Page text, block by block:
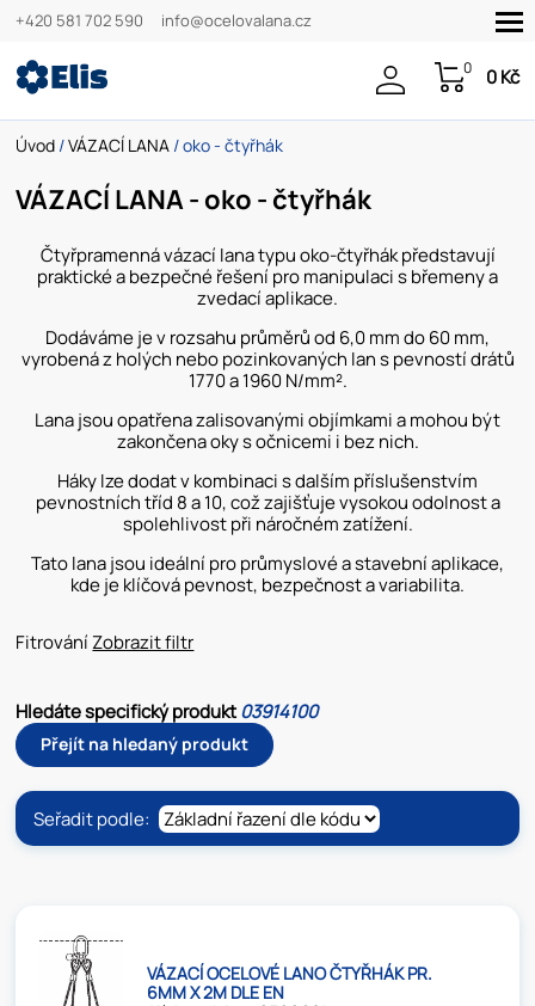
+420 581 702 590 info@ocelovalana.cz
0 0 Kč
Úvod /VÁZACÍ LANA / oko - čtyřhák
VÁZACÍ LANA - oko - čtyřhák
Čtyřpramenná vázací lana typu oko-čtyřhák představují
praktické a bezpečné řešení pro manipulaci s břemeny a
zvedací aplikace.
Dodáváme je v rozsahu průměrů od 6,0 mm do 60 mm,
vyrobená z holých nebo pozinkovaných lan s pevností drátů
1770 a 1960 N/mm².
Lana jsou opatřena zalisovanými objímkami a mohou být
zakončena oky s očnicemi i bez nich.
Háky lze dodat v kombinaci s dalším příslušenstvím
pevnostních tříd 8 a 10, což zajišťuje vysokou odolnost a
spolehlivost při náročném zatížení.
Tato lana jsou ideální pro průmyslové a stavební aplikace,
kde je klíčová pevnost, bezpečnost a variabilita.
FitrováníZobrazit filtr
Hledáte specifický produkt03914100
Přejít na hledaný produkt
Seřadit podle:
VÁZACÍ OCELOVÉ LANO ČTYŘHÁK PR.
6MM X 2M DLE EN